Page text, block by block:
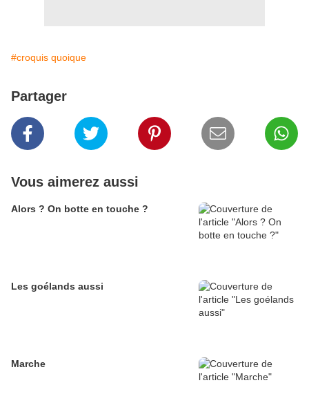
#croquis quoique
Partager
Vous aimerez aussi
Alors ? On botte en touche ?
Les goélands aussi
Marche